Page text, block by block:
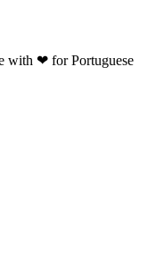
with ❤ for Portuguese